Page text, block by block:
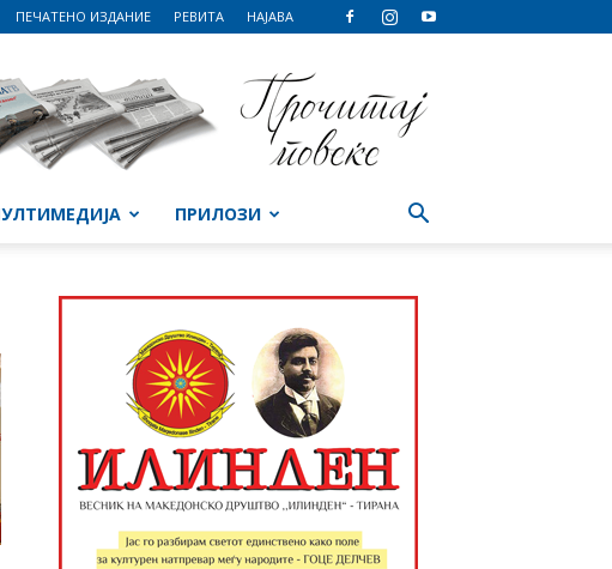
ПЕЧАТЕНО ИЗДАНИЕ РЕВИТА НАЈАВА
ПРИЛОЗИ